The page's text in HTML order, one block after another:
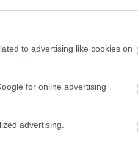
to advertising like cookies on
for online advertising
advertising.
katasztrofális.
Válasz